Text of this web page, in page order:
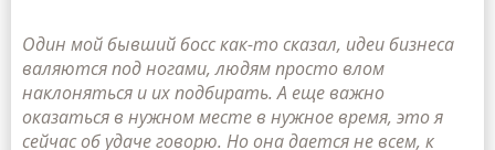
Один мой бывший босс как-то сказал, идеи бизнеса
валяются под ногами, людям просто влом
наклоняться и их подбирать. А еще важно
оказаться в нужном месте в нужное время, это я
сейчас об удаче говорю. Но она дается не всем, к